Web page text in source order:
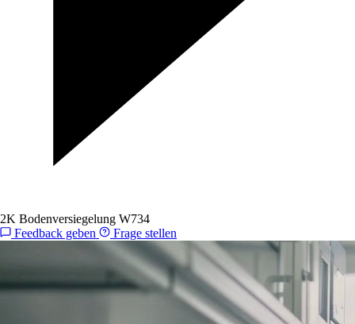
2K Bodenversiegelung W734
Feedback geben
Frage stellen